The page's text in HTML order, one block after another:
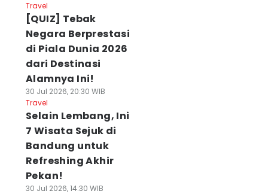
Travel
[QUIZ] Tebak
Negara Berprestasi
di Piala Dunia 2026
dari Destinasi
Alamnya Ini!
30 Jul 2026, 20:30 WIB
Travel
Selain Lembang, Ini
7 Wisata Sejuk di
Bandung untuk
Refreshing Akhir
Pekan!
30 Jul 2026, 14:30 WIB